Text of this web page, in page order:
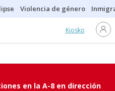
Violencia de género
Kiosko
en la A-8 en dirección